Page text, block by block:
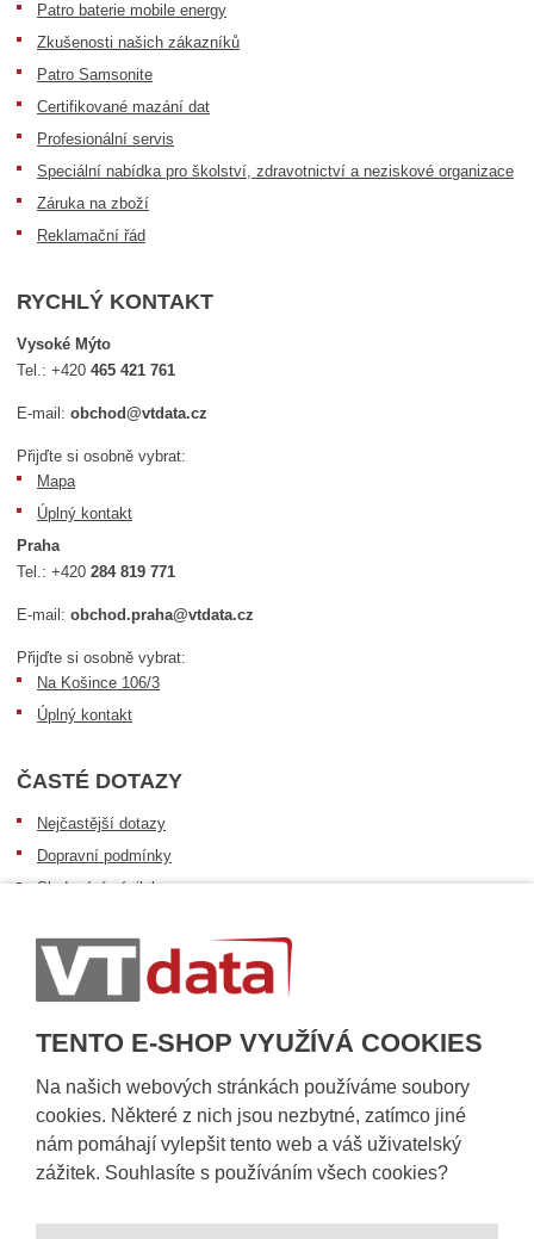
TENTO E-SHOP VYUŽÍVÁ COOKIES
Na našich webových stránkách používáme soubory
cookies. Některé z nich jsou nezbytné, zatímco jiné
nám pomáhají vylepšit tento web a váš uživatelský
zážitek. Souhlasíte s používáním všech cookies?
Patro baterie mobile energy
Zkušenosti našich zákazníků
Patro Samsonite
Certifikované mazání dat
Profesionální servis
Speciální nabídka pro školství, zdravotnictví a neziskové organizace
Záruka na zboží
Reklamační řád
RYCHLÝ KONTAKT
Vysoké Mýto
Tel.:+420465 421 761
E-mail:obchod@vtdata.cz
Přijďte si osobně vybrat:
Mapa
Úplný kontakt
Praha
Tel.:+420284 819 771
E-mail:obchod.praha@vtdata.cz
Přijďte si osobně vybrat:
Na Košince 106/3
Úplný kontakt
ČASTÉ DOTAZY
Nejčastější dotazy
Dopravní podmínky
Sledování zásilek
Informace k dostupnosti zboží
Obecné informace